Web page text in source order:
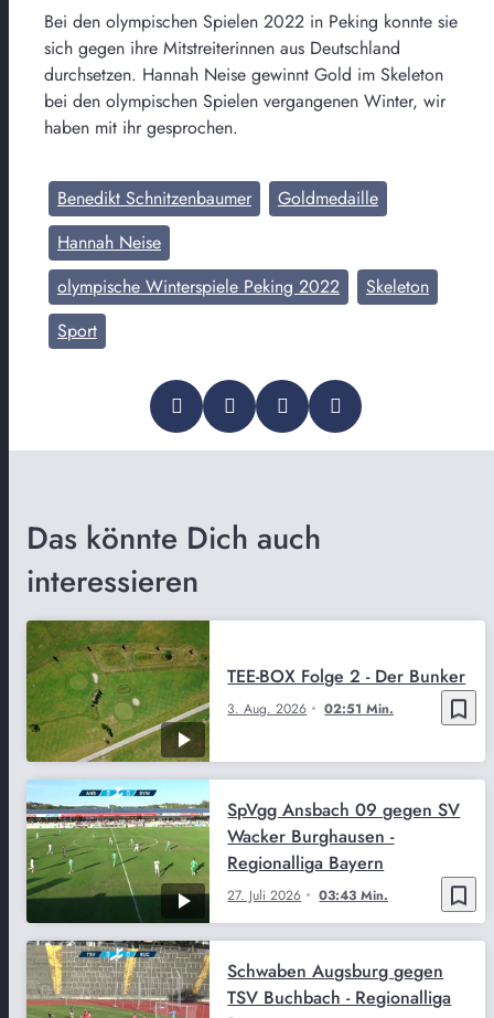
Bei den olympischen Spielen 2022 in Peking konnte sie
sich gegen ihre Mitstreiterinnen aus Deutschland
durchsetzen. Hannah Neise gewinnt Gold im Skeleton
bei den olympischen Spielen vergangenen Winter, wir
haben mit ihr gesprochen.
Benedikt Schnitzenbaumer
Goldmedaille
Hannah Neise
olympische Winterspiele Peking 2022
Skeleton
Sport
Das könnte Dich auch
interessieren
bookmark_border
3. Aug. 2026 02:51 Min.
TEE-BOX Folge 2 - Der Bunker
bookmark_border
27. Juli 2026 03:43 Min.
SpVgg Ansbach 09 gegen SV
Wacker Burghausen -
Regionalliga Bayern
Schwaben Augsburg gegen
TSV Buchbach - Regionalliga